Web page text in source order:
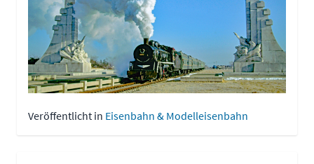
Veröffentlicht in Eisenbahn & Modelleisenbahn